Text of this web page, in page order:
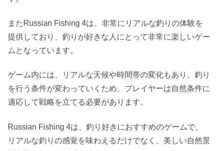
またRussian Fishing 4は、非常にリアルな釣りの体験を
提供しており、釣りが好きな人にとって非常に楽しいゲー
ムとなっています。
ゲーム内には、リアルな天候や時間帯の変化もあり、釣り
を行う条件が変わっていくため、プレイヤーは自然条件に
適応して戦略を立てる必要があります。
Russian Fishing 4は、釣り好きにおすすめのゲームで、
リアルな釣りの感覚を味わえるだけでなく、美しい自然景